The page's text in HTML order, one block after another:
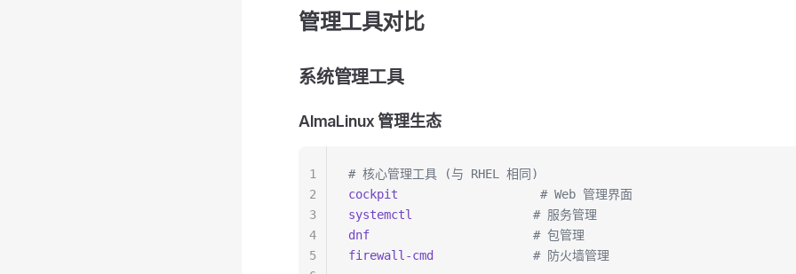
管理工具对比
系统管理工具
AlmaLinux 管理生态
# 核心管理工具 (与 RHEL 相同)
cockpit
                    # Web 管理界面
systemctl
                 # 服务管理
dnf
                       # 包管理
firewall-cmd
              # 防火墙管理
1
2
3
4
5